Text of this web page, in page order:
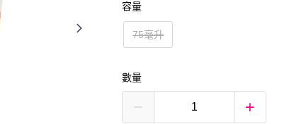
容量
75毫升
數量